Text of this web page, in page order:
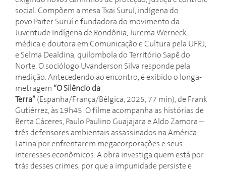
social. Compõem a mesa Txai Suruí, indígena do
povo Paiter Suruí e fundadora do movimento da
Juventude Indígena de Rondônia, Jurema Werneck,
médica e doutora em Comunicação e Cultura pela UFRJ,
e Selma Dealdina, quilombola do Território Sapê do
Norte. O sociólogo Uvanderson Silva responde pela
medição. Antecedendo ao encontro, é exibido o longa-
metragem “O Silêncio da
Terra” (Espanha/França/Bélgica, 2025, 77 min), de Frank
Gutiérrez, às 19h45. O filme acompanha as histórias de
Berta Cáceres, Paulo Paulino Guajajara e Aldo Zamora –
três defensores ambientais assassinados na América
Latina por enfrentarem megacorporações e seus
interesses econômicos. A obra investiga quem está por
trás desses crimes, por que a impunidade persiste e